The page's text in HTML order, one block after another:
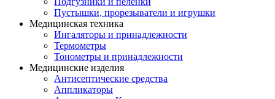
Пустышки, прорезыватели и игрушки
Медицинская техника
Ингаляторы и принадлежности
Термометры
Тонометры и принадлежности
Медицинские изделия
Антисептические средства
Аппликаторы